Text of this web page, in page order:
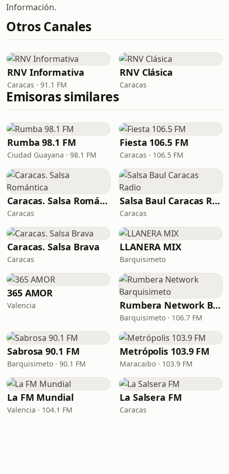
Información.
Otros Canales
RNV Informativa
Caracas · 91.1 FM
RNV Clásica
Caracas
Emisoras similares
Rumba 98.1 FM
Ciudad Guayana · 98.1 FM
Fiesta 106.5 FM
Caracas · 106.5 FM
Caracas. Salsa Romántica
Caracas
Salsa Baul Caracas Radio
Caracas
Caracas. Salsa Brava
Caracas
LLANERA MIX
Barquisimeto
365 AMOR
Valencia Rumbera Network Barquisimeto
Barquisimeto · 106.7 FM
Sabrosa 90.1 FM
Barquisimeto · 90.1 FM
Metrópolis 103.9 FM
Maracaibo · 103.9 FM
La FM Mundial
Valencia · 104.1 FM
La Salsera FM
Caracas